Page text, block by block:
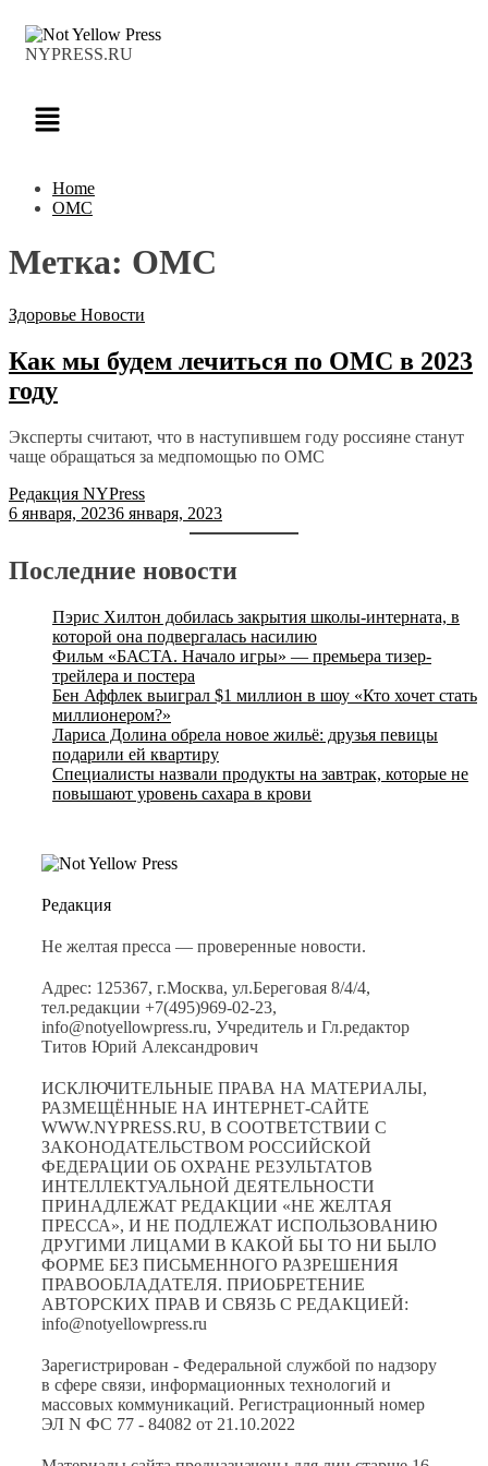
NYPRESS.RU
Home
ОМС
Метка: ОМС
Здоровье Новости
Как мы будем лечиться по ОМС в 2023
году
Эксперты считают, что в наступившем году россияне станут
чаще обращаться за медпомощью по ОМС
Редакция NYPress
6 января, 20236 января, 2023
Последние новости
Пэрис Хилтон добилась закрытия школы-интерната, в
которой она подвергалась насилию
Фильм «БАСТА. Начало игры» — премьера тизер-
трейлера и постера
Бен Аффлек выиграл $1 миллион в шоу «Кто хочет стать
миллионером?»
Лариса Долина обрела новое жильё: друзья певицы
подарили ей квартиру
Специалисты назвали продукты на завтрак, которые не
повышают уровень сахара в крови
Редакция
Не желтая пресса — проверенные новости.
Адрес: 125367, г.Москва, ул.Береговая 8/4/4,
тел.редакции +7(495)969-02-23,
info@notyellowpress.ru, Учредитель и Гл.редактор
Титов Юрий Александрович
ИСКЛЮЧИТЕЛЬНЫЕ ПРАВА НА МАТЕРИАЛЫ,
РАЗМЕЩЁННЫЕ НА ИНТЕРНЕТ-САЙТЕ
WWW.NYPRESS.RU, В СООТВЕТСТВИИ С
ЗАКОНОДАТЕЛЬСТВОМ РОССИЙСКОЙ
ФЕДЕРАЦИИ ОБ ОХРАНЕ РЕЗУЛЬТАТОВ
ИНТЕЛЛЕКТУАЛЬНОЙ ДЕЯТЕЛЬНОСТИ
ПРИНАДЛЕЖАТ РЕДАКЦИИ «НЕ ЖЕЛТАЯ
ПРЕССА», И НЕ ПОДЛЕЖАТ ИСПОЛЬЗОВАНИЮ
ДРУГИМИ ЛИЦАМИ В КАКОЙ БЫ ТО НИ БЫЛО
ФОРМЕ БЕЗ ПИСЬМЕННОГО РАЗРЕШЕНИЯ
ПРАВООБЛАДАТЕЛЯ. ПРИОБРЕТЕНИЕ
АВТОРСКИХ ПРАВ И СВЯЗЬ С РЕДАКЦИЕЙ:
info@notyellowpress.ru
Зарегистрирован - Федеральной службой по надзору
в сфере связи, информационных технологий и
массовых коммуникаций. Регистрационный номер
ЭЛ N ФС 77 - 84082 от 21.10.2022